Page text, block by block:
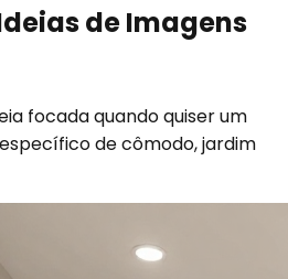
de Imagens
focada quando quiser um
de cômodo, jardim